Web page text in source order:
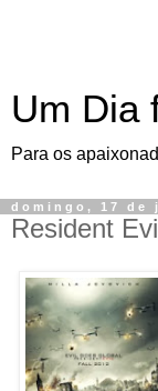
Um Dia
Para os
domingo, 17 de
Resident